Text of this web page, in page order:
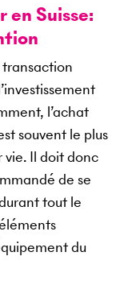
Suisse:
transaction
l’achat
souvent le plus
vie. Il doit donc
de se
tout le
du